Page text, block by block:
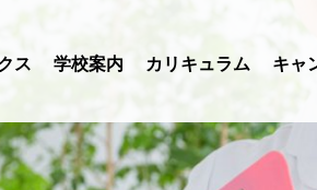
ス 学校案内 カリキュラム キャ